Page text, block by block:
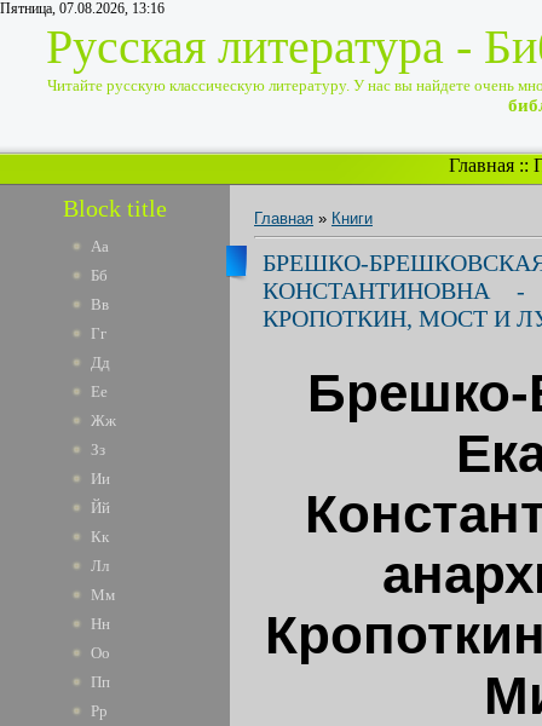
Пятница, 07.08.2026, 13:16
Русская литература -
Читайте русскую классическую литературу. У нас вы найдете очень
Главная ::
Block title
Аа
Бб
Вв
Гг
Дд
Ее
Жж
Зз
Ии
Йй
Кк
Лл
Мм
Нн
Оо
Пп
Рр
Главная » Книги
БРЕШКО-
КОНСТАНТИНОВНА
КРОПОТКИН, МОСТ И
Брешко-